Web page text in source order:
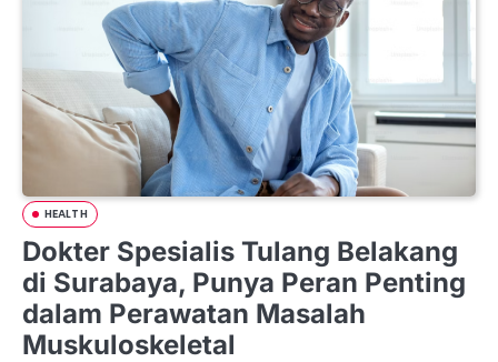
HEALTH
Dokter Spesialis Tulang Belakang
di Surabaya, Punya Peran Penting
dalam Perawatan Masalah
Muskuloskeletal